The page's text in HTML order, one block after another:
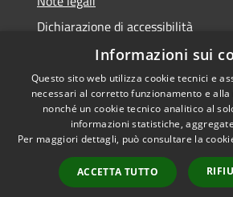
Dichiarazione di accessibilità
Accessibilità
Privacy
Mappa del sito
Informazioni sui
Questo sito web utilizza cookie tecnici e
necessari al corretto funzionamento e
nonché un cookie tecnico analitico al
informazioni statistiche,
Per maggiori dettagli, può consultare la
ACCETTA TUTTO